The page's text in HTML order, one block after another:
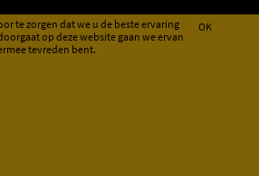
te zorgen dat we u de beste ervaring
op deze website gaan we ervan
tevreden bent.
OK